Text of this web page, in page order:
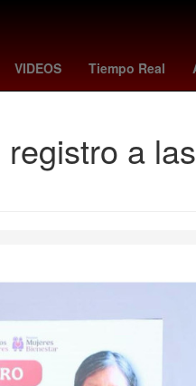
VIDEOS Tiempo Real
Maíz transgénico
a